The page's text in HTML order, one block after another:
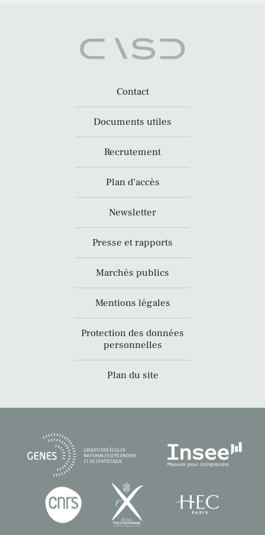
Contact
Documents utiles
Recrutement
Plan d’accès
Newsletter
Presse et rapports
Marchés publics
Mentions légales
Protection des données
personnelles
Plan du site